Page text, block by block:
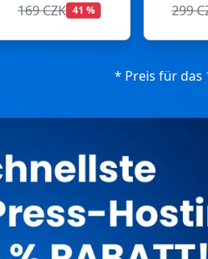
299 CZK 8 % 535
* Preis für das